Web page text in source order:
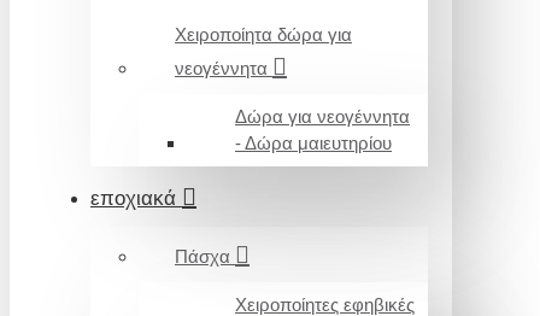
Χειροποίητα δώρα για
νεογέννητα
Δώρα για νεογέννητα
- Δώρα μαιευτηρίου
εποχιακά
Πάσχα
Χειροποίητες εφηβικές